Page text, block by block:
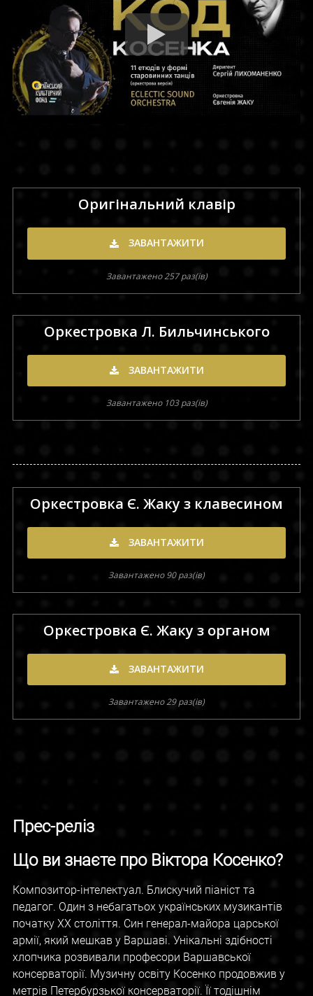
Оригінальний клавір
ЗАВАНТАЖИТИ
Завантажено 257 раз(ів)
Оркестровка Л. Бильчинського
ЗАВАНТАЖИТИ
Завантажено 103 раз(ів)
Оркестровка Є. Жаку з клавесином
ЗАВАНТАЖИТИ
Завантажено 90 раз(ів)
Оркестровка Є. Жаку з органом
ЗАВАНТАЖИТИ
Завантажено 29 раз(ів)
Прес-реліз
Що ви знаєте про Віктора Косенко?
Композитор-інтелектуал. Блискучий піаніст та
педагог. Один з небагатьох українських музикантів
початку XX століття. Син генерал-майора царської
армії, який мешкав у Варшаві. Унікальні здібності
хлопчика розвивали професори Варшавської
консерваторії. Музичну освіту Косенко продовжив у
метрів Петербурзької консерваторії. Її тодішнім